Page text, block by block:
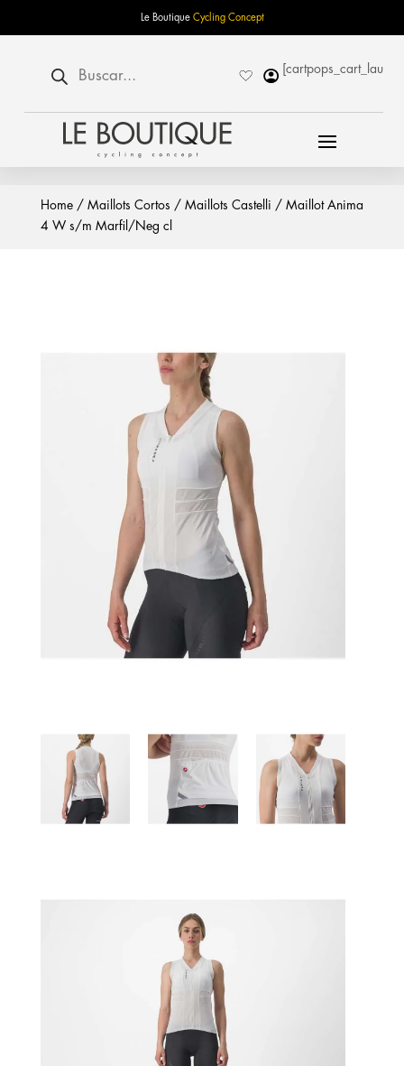
Le Boutique Cycling Concept
productos
Home/ Maillots Cortos / Maillots Castelli / Maillot Anima
4 W s/m Marfil/Neg cl